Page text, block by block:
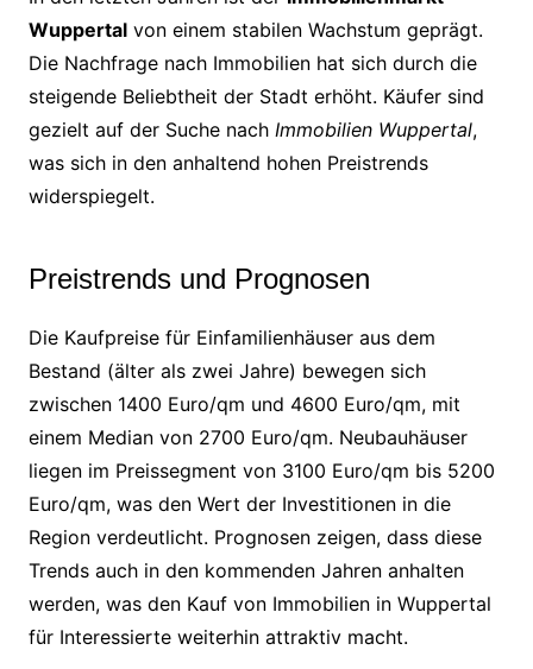
Wuppertalvon einem stabilen Wachstum geprägt.
Die Nachfrage nach Immobilien hat sich durch die
steigende Beliebtheit der Stadt erhöht. Käufer sind
gezielt auf der Suche nach Immobilien Wuppertal,
was sich in den anhaltend hohen Preistrends
widerspiegelt.
Preistrends und Prognosen
Die Kaufpreise für Einfamilienhäuser aus dem
Bestand (älter als zwei Jahre) bewegen sich
zwischen 1400 Euro/qm und 4600 Euro/qm, mit
einem Median von 2700 Euro/qm. Neubauhäuser
liegen im Preissegment von 3100 Euro/qm bis 5200
Euro/qm, was den Wert der Investitionen in die
Region verdeutlicht. Prognosen zeigen, dass diese
Trends auch in den kommenden Jahren anhalten
werden, was den Kauf von Immobilien in Wuppertal
für Interessierte weiterhin attraktiv macht.